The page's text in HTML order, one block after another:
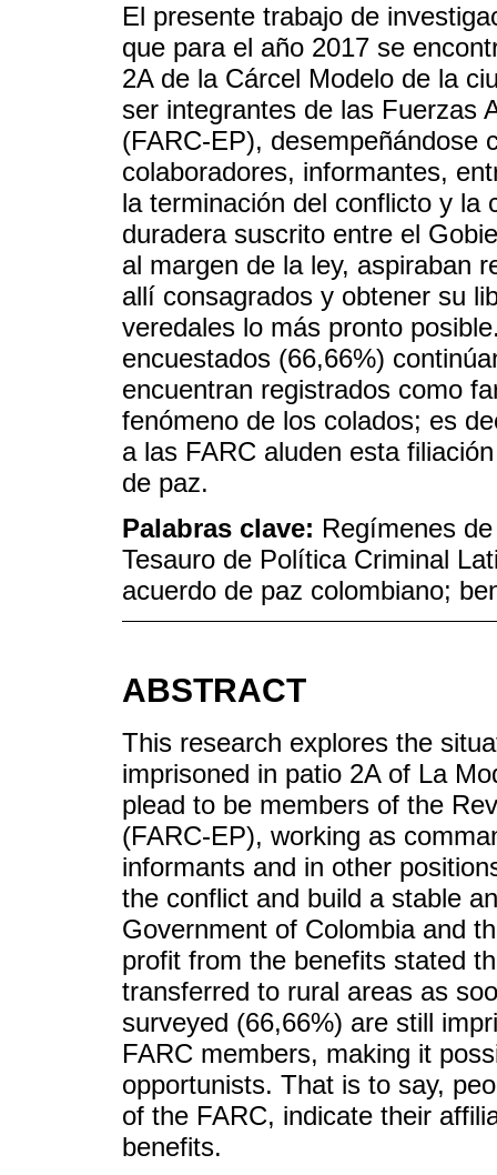
El presente trabajo de
que para el año 2017 se
2A de la Cárcel Modelo de la
ser integrantes de las Fuerzas
(FARC-EP), desempeñándose
colaboradores, informantes,
la terminación del conflicto y la
duradera suscrito entre el
al margen de la ley, aspiraban
allí consagrados y obtener su
veredales lo más pronto
encuestados (66,66%)
encuentran registrados como
fenómeno de los colados; es
a las FARC aluden esta
de paz.
Palabras clave: Regímenes
Tesauro de Política Criminal
acuerdo de paz colombiano;
ABSTRACT
This research explores the
imprisoned in patio 2A of La
plead to be members of the
(FARC-EP), working as
informants and in other
the conflict and build a stable
Government of Colombia and
profit from the benefits stated
transferred to rural areas as
surveyed (66,66%) are still
FARC members, making it
opportunists. That is to say,
of the FARC, indicate their
benefits.